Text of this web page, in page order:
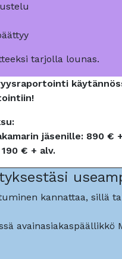
tarjolla lounas.
jäsenille: 890 €
€ + alv.
kannattaa, sillä